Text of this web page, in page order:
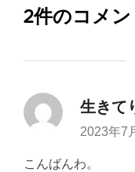
2件のコメン
生きて
2023年7
こんばんわ。